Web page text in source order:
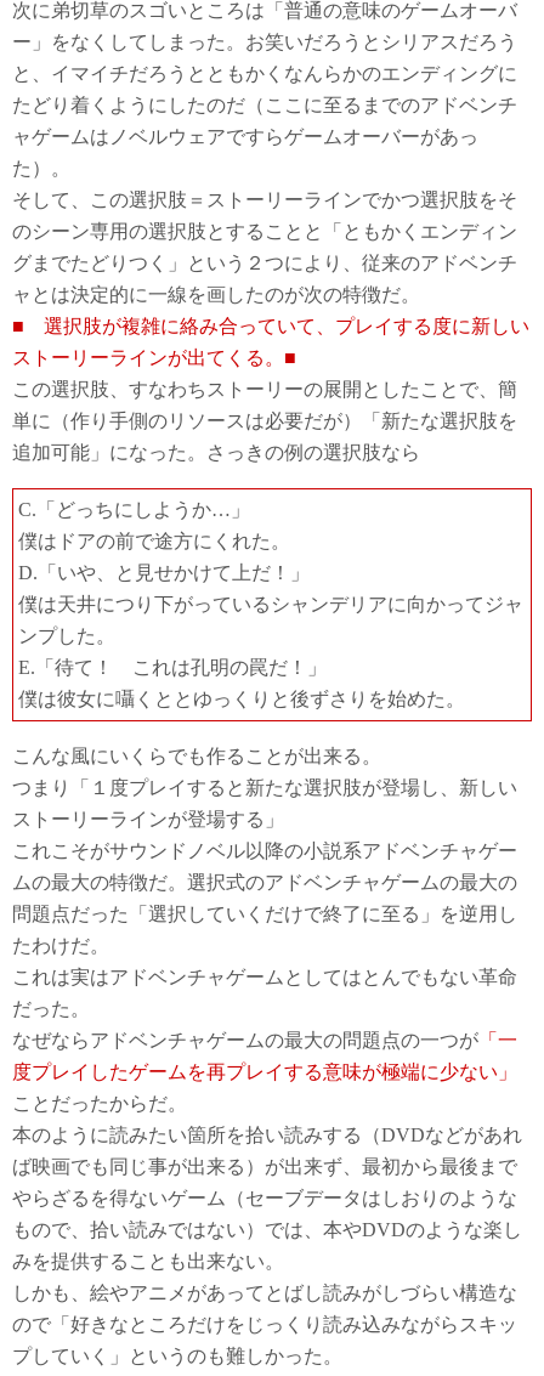
次に弟切草のスゴいところは「普通の意味のゲームオーバ
ー」をなくしてしまった。お笑いだろうとシリアスだろう
と、イマイチだろうとともかくなんらかのエンディングに
たどり着くようにしたのだ（ここに至るまでのアドベンチ
ャゲームはノベルウェアですらゲームオーバーがあっ
た）。
そして、この選択肢＝ストーリーラインでかつ選択肢をそ
のシーン専用の選択肢とすることと「ともかくエンディン
グまでたどりつく」という２つにより、従来のアドベンチ
ャとは決定的に一線を画したのが次の特徴だ。
■ 選択肢が複雑に絡み合っていて、プレイする度に新しい
ストーリーラインが出てくる。■
この選択肢、すなわちストーリーの展開としたことで、簡
単に（作り手側のリソースは必要だが）「新たな選択肢を
追加可能」になった。さっきの例の選択肢なら
C.「どっちにしようか…」
僕はドアの前で途方にくれた。
D.「いや、と見せかけて上だ！」
僕は天井につり下がっているシャンデリアに向かってジャ
ンプした。
E.「待て！ これは孔明の罠だ！」
僕は彼女に囁くととゆっくりと後ずさりを始めた。
こんな風にいくらでも作ることが出来る。
つまり「１度プレイすると新たな選択肢が登場し、新しい
ストーリーラインが登場する」
これこそがサウンドノベル以降の小説系アドベンチャゲー
ムの最大の特徴だ。選択式のアドベンチャゲームの最大の
問題点だった「選択していくだけで終了に至る」を逆用し
たわけだ。
これは実はアドベンチャゲームとしてはとんでもない革命
だった。
なぜならアドベンチャゲームの最大の問題点の一つが 「一
度プレイしたゲームを再プレイする意味が極端に少ない」
ことだったからだ。
本のように読みたい箇所を拾い読みする（DVDなどがあれ
ば映画でも同じ事が出来る）が出来ず、最初から最後まで
やらざるを得ないゲーム（セーブデータはしおりのような
もので、拾い読みではない）では、本やDVDのような楽し
みを提供することも出来ない。
しかも、絵やアニメがあってとばし読みがしづらい構造な
ので「好きなところだけをじっくり読み込みながらスキッ
プしていく」というのも難しかった。